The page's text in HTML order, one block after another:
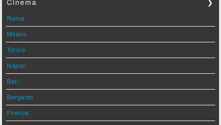
Cinema ❯
Roma
Milano
Torino
Napoli
Bari
Bergamo
Firenze